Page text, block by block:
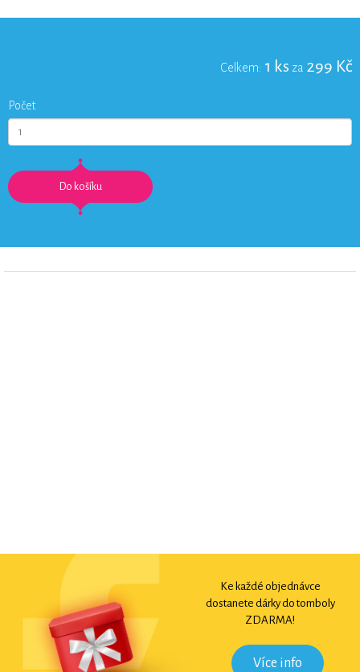
Celkem: 1 ks za 299 Kč
Počet
Ke každé objednávce
dostanete dárky do tomboly
ZDARMA!
Více info